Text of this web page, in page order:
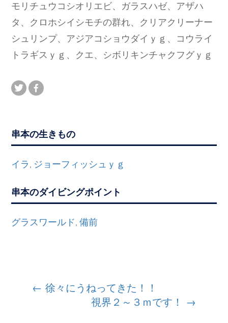
モリチュウコシオリエビ、ガラスハゼ、アザハ
タ、クロホシイシモチの群れ、クリアクリーナー
シュリンプ、アジアコショウダイｙｇ、コウライ
トラギスｙｇ、クエ、シボリキンチャクフグｙｇ
串本の生きもの
イラ , ジョーフィッシュｙｇ
串本のダイビングポイント
グラスワールド,備前
← 徐々にうねってきた！！
視界２～３ｍです！ →